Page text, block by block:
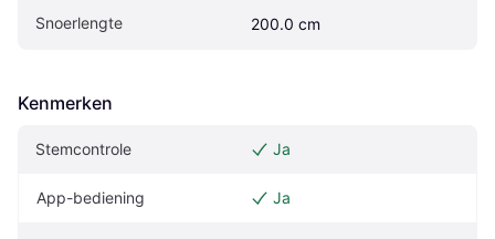
Snoerlengte 200.0 cm
Kenmerken
Stemcontrole Ja
App-bediening Ja